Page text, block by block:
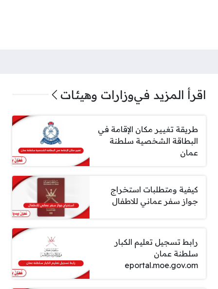
اقرأ المزيد فيوزارات وهيئات
طريقة تغيير مكان الإقامة في
البطاقة الشخصية سلطنة
عمان
كيفية ومتطلبات استخراج
جواز سفر عماني للاطفال
رابط تسجيل تعليم الكبار
سلطنة عمان
eportal.moe.gov.om